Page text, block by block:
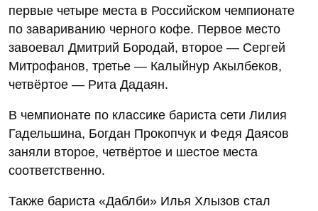
первые четыре места в Российском чемпионате
по завариванию черного кофе. Первое место
завоевал Дмитрий Бородай, второе — Сергей
Митрофанов, третье — Калыйнур Акылбеков,
четвёртое — Рита Дадаян.
В чемпионате по классике бариста сети Лилия
Гадельшина, Богдан Прокопчук и Федя Даясов
заняли второе, четвёртое и шестое места
соответственно.
Также бариста «Даблби» Илья Хлызов стал